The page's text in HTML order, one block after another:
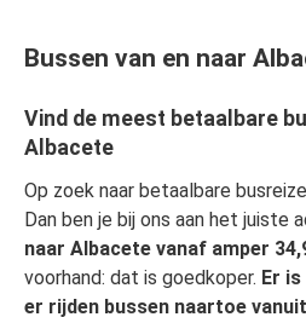
Bussen van en naar
Vind de meest betaalbare
Albacete
Op zoek naar betaalbare
Dan ben je bij ons aan het juiste
naar Albacete vanaf amper
voorhand: dat is goedkoper. Er
er rijden bussen naartoe